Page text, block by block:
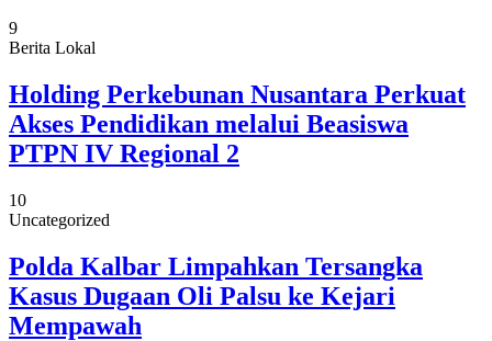
9
Berita Lokal
Holding Perkebunan Nusantara Perkuat
Akses Pendidikan melalui Beasiswa
PTPN IV Regional 2
10
Uncategorized
Polda Kalbar Limpahkan Tersangka
Kasus Dugaan Oli Palsu ke Kejari
Mempawah